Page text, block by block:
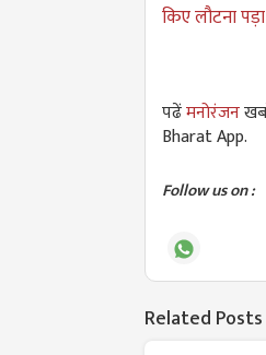
किए लौटना पड़ा
पढेंमनोरंजन
Bharat App.
Follow us on :
Related Posts